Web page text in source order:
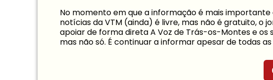
No momento em que a informação é mais importante
notícias da VTM (ainda) é livre, mas não é gratuito, o
apoiar de forma direta A Voz de Trás-os-Montes e
mas não só. É continuar a informar apesar de todas